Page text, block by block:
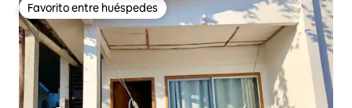
Favorito entre huéspedes
Favorito entre huéspedes